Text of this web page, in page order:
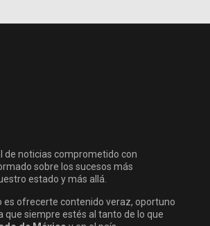
de noticias comprometido con
sobre los sucesos más
estado y más allá.
es ofrecerte contenido veraz, oportuno
que siempre estés al tanto de lo que